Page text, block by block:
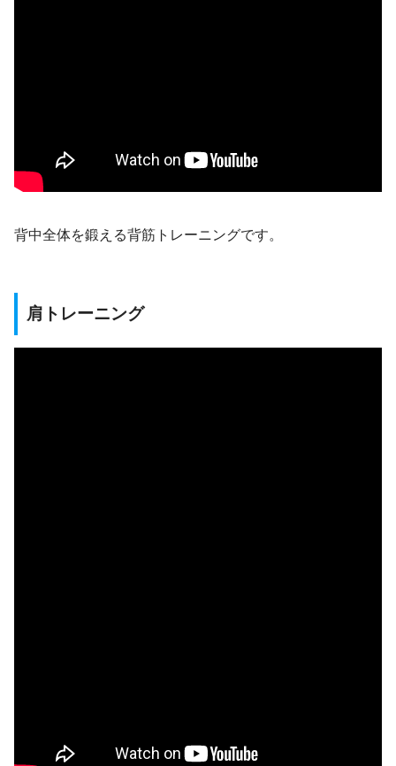
背中全体を鍛える背筋トレーニングです。
肩トレーニング